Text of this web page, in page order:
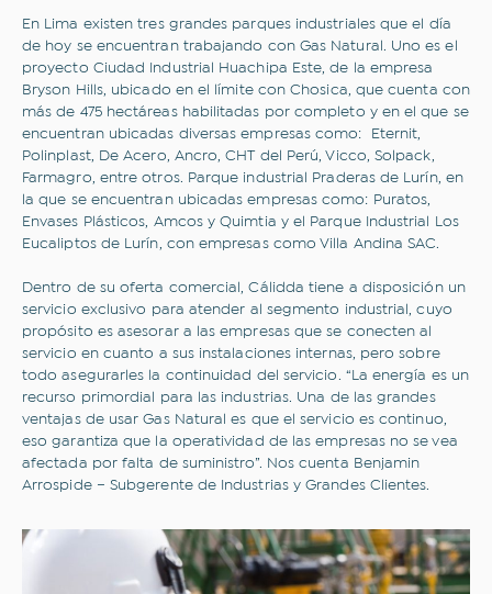
En Lima existen tres grandes parques industriales que el día
de hoy se encuentran trabajando con Gas Natural. Uno es el
proyecto Ciudad Industrial Huachipa Este, de la empresa
Bryson Hills, ubicado en el límite con Chosica, que cuenta con
más de 475 hectáreas habilitadas por completo y en el que se
encuentran ubicadas diversas empresas como: Eternit,
Polinplast, De Acero, Ancro, CHT del Perú, Vicco, Solpack,
Farmagro, entre otros. Parque industrial Praderas de Lurín, en
la que se encuentran ubicadas empresas como: Puratos,
Envases Plásticos, Amcos y Quimtia y el Parque Industrial Los
Eucaliptos de Lurín, con empresas como Villa Andina SAC.
Dentro de su oferta comercial, Cálidda tiene a disposición un
servicio exclusivo para atender al segmento industrial, cuyo
propósito es asesorar a las empresas que se conecten al
servicio en cuanto a sus instalaciones internas, pero sobre
todo asegurarles la continuidad del servicio. “La energía es un
recurso primordial para las industrias. Una de las grandes
ventajas de usar Gas Natural es que el servicio es continuo,
eso garantiza que la operatividad de las empresas no se vea
afectada por falta de suministro”. Nos cuenta Benjamin
Arrospide – Subgerente de Industrias y Grandes Clientes.